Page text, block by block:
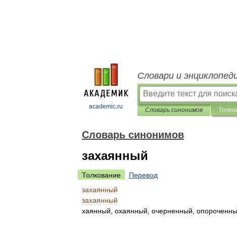
academic.ru
Словари и
Словарь синонимов
Словарь синонимов
захаянный
Толкование
Перевод
захаянный
захаянный
хаянный охаянный очерненный